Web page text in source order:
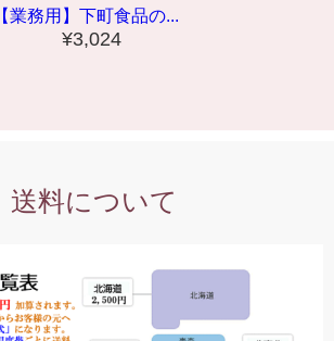
【業務用】下町食品の...
¥3,024
送料について